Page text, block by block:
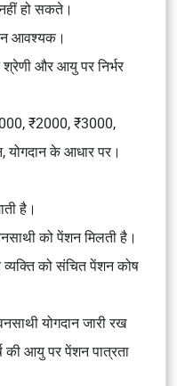
हो सकते।
आवश्यक।
श्रेणी और आयु पर निर्भर
₹2000, ₹3000,
योगदान के आधार पर।
है।
को पेंशन मिलती है।
व्यक्ति को संचित पेंशन कोष
योगदान जारी रख
की आयु पर पेंशन पात्रता